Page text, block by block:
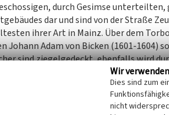
durch Gesimse
dar und sind von der Straße
ihrer Art in Mainz. Über dem
Johann Adam von Bicken (1601-1604)
sind ziegelgedeckt, ebenfalls wird
Steinpfostenfenster der Eindruck
eines gewaltigen Renaissance-Portals
des Zeughauses schmückt ein
Wir
Dies sind zum
nicht